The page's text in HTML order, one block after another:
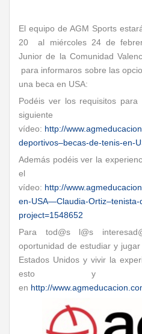
El equipo de AGM Sports
20 al miércoles 24 de
Junior de la Comunidad
para informaros sobre las
una beca en USA:
Podéis ver los requisitos
siguiente
vídeo: http://
deportivos–becas-de-tenis-en-
Además podéis ver la
el
vídeo: http://
en-USA—Claudia-Ortiz–tenista-
project=1548652
Para tod@s l@s
oportunidad de estudiar y
Estados Unidos y vivir la
esto y
en http://